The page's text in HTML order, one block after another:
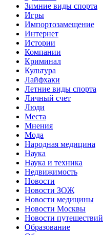
Зимние виды спорта
Игры
Импортозамещение
Интернет
Истории
Компании
Криминал
Культура
Лайфхаки
Летние виды спорта
Личный счет
Люди
Места
Мнения
Мода
Народная медицина
Наука
Наука и техника
Недвижимость
Новости
Новости ЗОЖ
Новости медицины
Новости Москвы
Новости путешествий
Образование